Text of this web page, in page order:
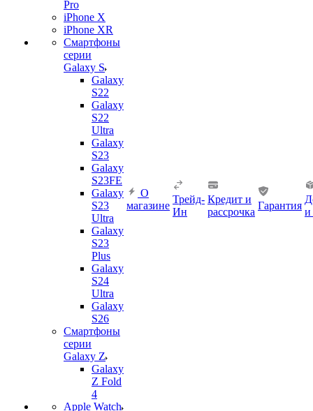
Pro
iPhone X
iPhone XR
Смартфоны
серии
Galaxy S
Galaxy
S22
Galaxy
S22
Ultra
Galaxy
S23
Galaxy
S23FE
Galaxy
S23
Ultra
Galaxy
S23
Plus
Galaxy
S24
Ultra
Galaxy
S26
Смартфоны
серии
Galaxy Z
Galaxy
Z Fold
4
Apple Watch
О
магазине
Трейд-
Ин
Кредит и
рассрочка
Гарантия
и